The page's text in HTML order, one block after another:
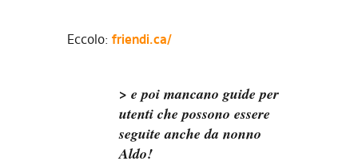
Eccolo: friendi.ca/
> e poi mancano guide per
utenti che possono essere
seguite anche da nonno
Aldo!